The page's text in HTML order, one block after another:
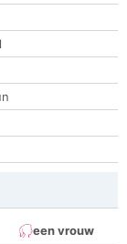
een vrouw